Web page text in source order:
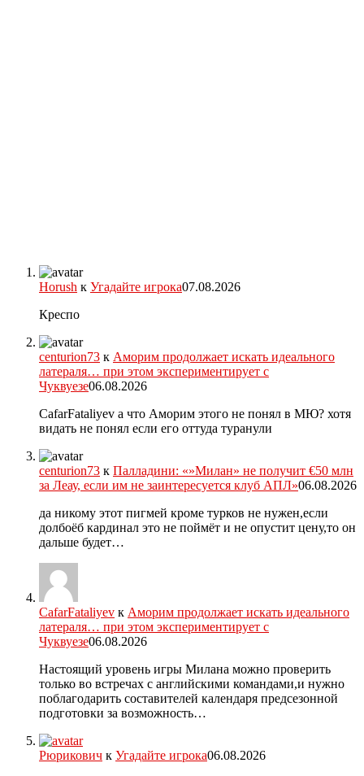
Horush к Угадайте игрока07.08.2026
Креспо
centurion73 к Аморим продолжает искать идеального
латераля… при этом экспериментирует с
Чуквуезе06.08.2026
CafarFataliyev а что Аморим этого не понял в МЮ? хотя
видать не понял если его оттуда туранули
centurion73 к Палладини: «»Милан» не получит €50 млн
за Леау, если им не заинтересуется клуб АПЛ»06.08.2026
да никому этот пигмей кроме турков не нужен,если
долбоёб кардинал это не поймёт и не опустит цену,то он
дальше будет…
CafarFataliyev к Аморим продолжает искать идеального
латераля… при этом экспериментирует с
Чуквуезе06.08.2026
Настоящий уровень игры Милана можно проверить
только во встречах с английскими командами,и нужно
поблагодарить составителей календаря предсезонной
подготовки за возможность…
Рюрикович к Угадайте игрока06.08.2026